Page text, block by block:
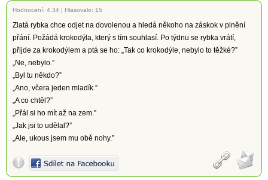
Hodnocení: 4.34 | Hlasovalo: 15
Zlatá rybka chce odjet na dovolenou a hledá někoho na záskok v plnění
přání. Požádá krokodýla, který s tím souhlasí. Po týdnu se rybka vrátí,
přijde za krokodýlem a ptá se ho: „Tak co krokodýle, nebylo to těžké?”
„Ne, nebylo.”
„Byl tu někdo?”
„Ano, včera jeden mladík.”
„A co chtěl?”
„Přál si ho mít až na zem.”
„Jak jsi to udělal?”
„Ale, ukous jsem mu obě nohy.”